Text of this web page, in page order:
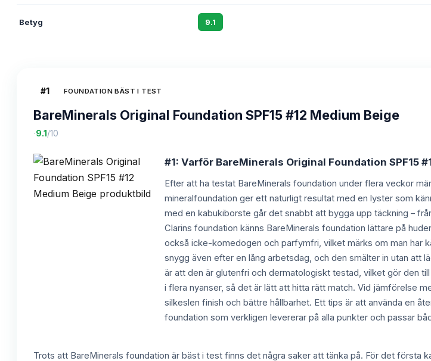
Betyg 9.1
#1 FOUNDATION BÄST I TEST
BareMinerals Original Foundation SPF15 #12 Medium Beige
·9.1 /10
#1: Varför BareMinerals Original Foundation SPF15
Efter att ha testat BareMinerals foundation under flera veckor
mineralfoundation ger ett naturligt resultat med en lyster som
med en kabukiborste går det snabbt att bygga upp täckning –
Clarins foundation känns BareMinerals foundation lättare på
också icke-komedogen och parfymfri, vilket märks om man har
snygg även efter en lång arbetsdag, och den smälter in utan att
är att den är glutenfri och dermatologiskt testad, vilket gör den
i flera nyanser, så det är lätt att hitta rätt match. Vid jämförelse
silkeslen finish och bättre hållbarhet. Ett tips är att använda en
foundation som verkligen levererar på alla punkter och passar
Trots att BareMinerals foundation är bäst i test finns det några saker att tänka på. För det första